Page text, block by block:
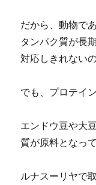
だから、動物で
タンパク質が長
対応しきれない
でも、プロテイ
エンドウ豆や大
質が原料となっ
ルナスーリヤで